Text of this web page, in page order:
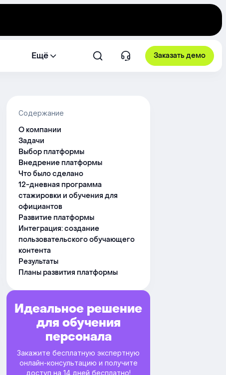
Ещё Заказать демо
Содержание
О компании
Задачи
Выбор платформы
Внедрение платформы
Что было сделано
12-дневная программа
стажировки и обучения для
официантов
Развитие платформы
Интеграция: создание
пользовательского обучающего
контента
Результаты
Планы развития платформы
Идеальное решение
для обучения
персонала
Закажите бесплатную экспертную
онлайн-консультацию и получите
доступ на 14 дней бесплатно!